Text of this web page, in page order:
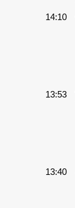
14:10
13:53
13:40